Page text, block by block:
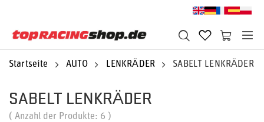
Startseite AUTO LENKRÄDER SABELT LENKRÄDER
SABELT LENKRÄDER
( Anzahl der Produkte: 6 )